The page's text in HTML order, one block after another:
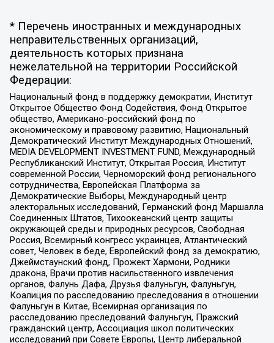
* Перечень иностранных и международных
неправительственных организаций,
деятельность которых признана
нежелательной на территории Российской
Федерации:
Национальный фонд в поддержку демократии, Институт
Открытое Общество Фонд Содействия, Фонд Открытое
общество, Американо-российский фонд по
экономическому и правовому развитию, Национальный
Демократический Институт Международных Отношений,
MEDIA DEVELOPMENT INVESTMENT FUND, Международный
Республиканский Институт, Открытая Россия, Институт
современной России, Черноморский фонд регионального
сотрудничества, Европейская Платформа за
Демократические Выборы, Международный центр
электоральных исследований, Германский фонд Маршалла
Соединенных Штатов, Тихоокеанский центр защиты
окружающей среды и природных ресурсов, Свободная
Россия, Всемирный конгресс украинцев, Атлантический
совет, Человек в беде, Европейский фонд за демократию,
Джеймстаунский фонд, Прожект Хармони, Родники
дракона, Врачи против насильственного извлечения
органов, Фалунь Дафа, Друзья Фалуньгун, Фалуньгун,
Коалиция по расследованию преследования в отношении
Фалуньгун в Китае, Всемирная организация по
расследованию преследований Фалуньгун, Пражский
гражданский центр, Ассоциация школ политических
исследований при Совете Европы, Центр либеральной